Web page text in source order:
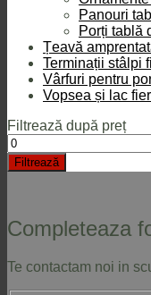
Panouri
Porți tablă
Țeavă
Terminații stâlpi
Vârfuri pentru
Vopsea și lac
Filtrează după preț
Preț
minim
Filtrează
Completeaza
Te contactam noi in